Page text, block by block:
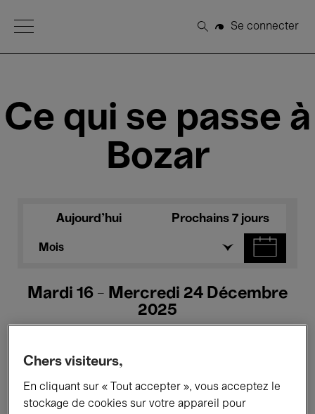
Open Menu
Rechercher
Se connecter
Ce qui se passe à
Bozar
Aujourd'hui Prochains 7 jours
Mois
Mardi 16 - Mercredi 24 Décembre
2025
Tous les événements
Chers visiteurs,
En cliquant sur « Tout accepter », vous acceptez le
stockage de cookies sur votre appareil pour